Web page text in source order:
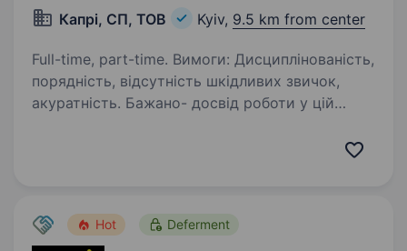
Капрі, СП, ТОВ
Kyiv, 9.5 km from center
Full-time, part-time. Вимоги: Дисциплінованість,
порядність, відсутність шкідливих звичок,
акуратність. Бажано- досвід роботи у цій
Hot Deferment